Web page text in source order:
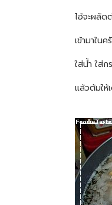
ไอ้จะผลัด
เข้ามาใน
ใส่น้ำ ใส่
แล้วต้มให้